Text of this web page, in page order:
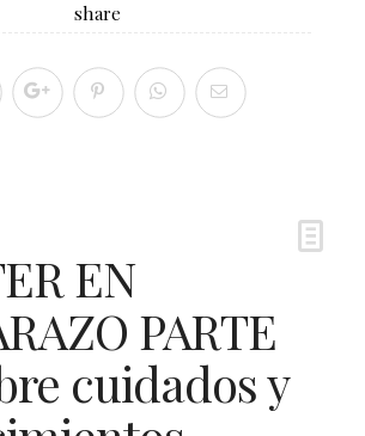
share
EN
PARTE
cuidados y